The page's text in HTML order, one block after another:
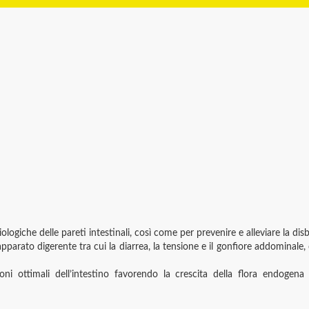
delle pareti intestinali, così come per prevenire e alleviare la
digerente tra cui la diarrea, la tensione e il gonfiore
ottimali dell’intestino favorendo la crescita della flora